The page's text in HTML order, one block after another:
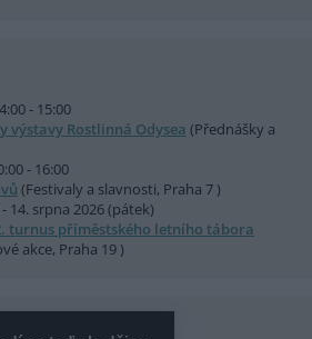
- 15:00
výstavy Rostlinná Odysea (Přednášky a
- 16:00
(Festivaly a slavnosti, Praha 7 )
14. srpna 2026 (pátek)
turnus příměstského letního tábora
akce, Praha 19 )